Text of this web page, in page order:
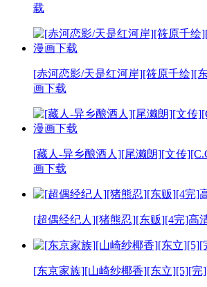
载
[赤河恋影/天是红河岸][筱原千绘][
画下载
[藏人-异乡酿酒人][尾濑朗][文传
画下载
[超偶经纪人][猪熊忍][东贩][4完]高
[东京家族][山崎纱椰香][东立][5][完]